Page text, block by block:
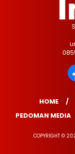
HOME
PEDOMAN MEDIA
COPYRIGHT ©